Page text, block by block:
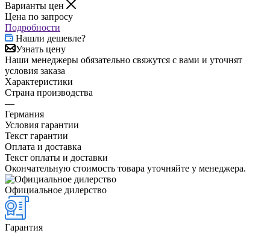
Варианты цен
Цена по запросу
Подробности
Нашли дешевле?
Узнать цену
Наши менеджеры обязательно свяжутся с вами и уточнят
условия заказа
Характеристики
Страна производства
—
Германия
Условия гарантии
Текст гарантии
Оплата и доставка
Текст оплаты и доставки
Окончательную стоимость товара уточняйте у менеджера.
Официальное дилерство
Гарантия